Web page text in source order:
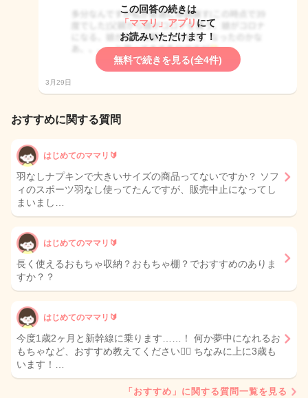
この回答の続きは
「ママリ」アプリ にて
お読みいただけます！
無料で続きを見る(全4件)
3月29日
おすすめに関する質問
はじめてのママリ🔰
羽なしナプキンで大きいサイズの商品ってないですか？ ソフ
ィのスポーツ羽なし使ってたんですが、販売中止になってし
まいまし…
はじめてのママリ🔰
長く使えるおもちゃ収納？おもちゃ棚？でおすすめのありま
すか？？
はじめてのママリ🔰
今度1歳2ヶ月と新幹線に乗ります……！ 何か夢中になれるお
もちゃなど、おすすめ教えてください🙇‍♀️ ちなみに上に3歳も
います！…
「おすすめ」に関する質問一覧を見る